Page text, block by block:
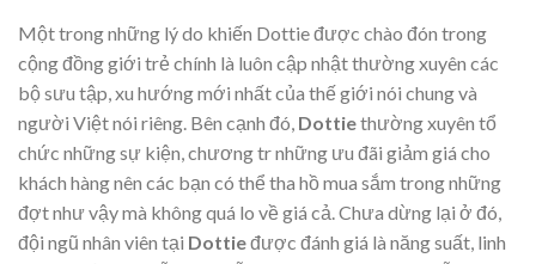
Một trong những lý do khiến Dottie được chào đón trong
cộng đồng giới trẻ chính là luôn cập nhật thường xuyên các
bộ sưu tập, xu hướng mới nhất của thế giới nói chung và
người Việt nói riêng. Bên cạnh đó, Dottiethường xuyên tổ
chức những sự kiện, chương tr những ưu đãi giảm giá cho
khách hàng nên các bạn có thể tha hồ mua sắm trong những
đợt như vậy mà không quá lo về giá cả. Chưa dừng lại ở đó,
đội ngũ nhân viên tại Dottieđược đánh giá là năng suất, linh